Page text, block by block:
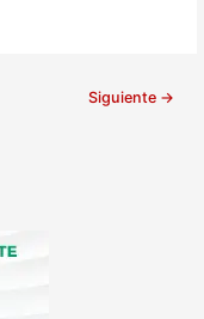
Siguiente →